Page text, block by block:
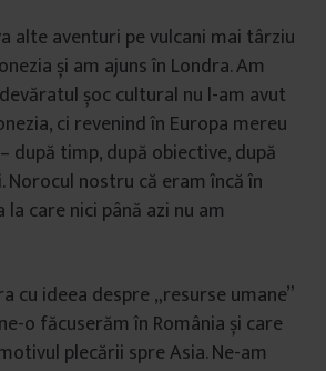
alte aventuri pe vulcani mai târziu
și am ajuns în Londra. Am
șoc cultural nu l-am avut
ci revenind în Europa mereu
după timp, după obiective, după
Norocul nostru că eram încă în
care nici până azi nu am
cu ideea despre „resurse umane”
o făcuserăm în România și care
plecării spre Asia. Ne-am